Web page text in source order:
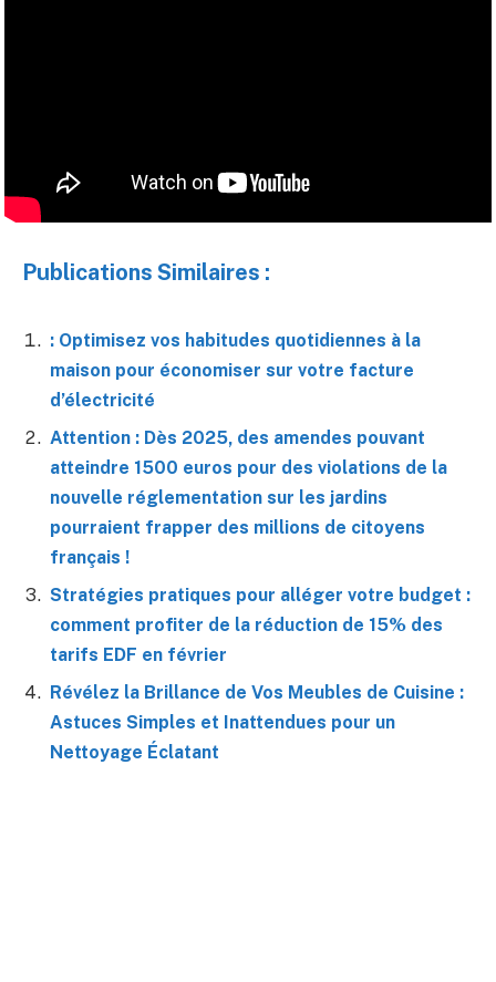
Publications Similaires :
: Optimisez vos habitudes quotidiennes à la
maison pour économiser sur votre facture
d’électricité
Attention : Dès 2025, des amendes pouvant
atteindre 1500 euros pour des violations de la
nouvelle réglementation sur les jardins
pourraient frapper des millions de citoyens
français !
Stratégies pratiques pour alléger votre budget :
comment profiter de la réduction de 15% des
tarifs EDF en février
Révélez la Brillance de Vos Meubles de Cuisine :
Astuces Simples et Inattendues pour un
Nettoyage Éclatant